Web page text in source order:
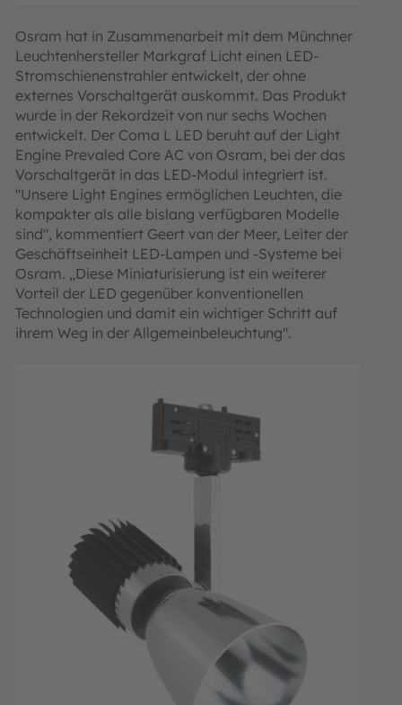
Osram hat in Zusammenarbeit mit dem Münchner
Leuchtenhersteller Markgraf Licht einen LED-
Stromschienenstrahler entwickelt, der ohne
externes Vorschaltgerät auskommt. Das Produkt
wurde in der Rekordzeit von nur sechs Wochen
entwickelt. Der Coma L LED beruht auf der Light
Engine Prevaled Core AC von Osram, bei der das
Vorschaltgerät in das LED-Modul integriert ist.
"Unsere Light Engines ermöglichen Leuchten, die
kompakter als alle bislang verfügbaren Modelle
sind", kommentiert Geert van der Meer, Leiter der
Geschäftseinheit LED-Lampen und -Systeme bei
Osram. „Diese Miniaturisierung ist ein weiterer
Vorteil der LED gegenüber konventionellen
Technologien und damit ein wichtiger Schritt auf
ihrem Weg in der Allgemeinbeleuchtung".